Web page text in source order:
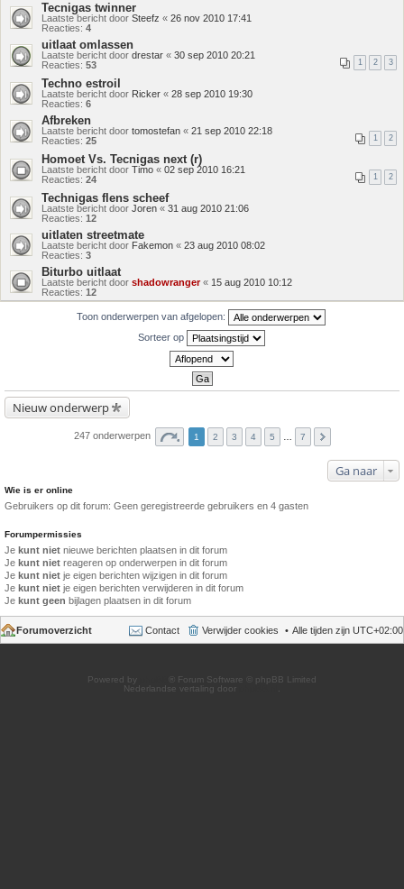
Tecnigas twinner
Laatste bericht door Steefz « 26 nov 2010 17:41
Reacties: 4
uitlaat omlassen
Laatste bericht door drestar « 30 sep 2010 20:21
Reacties: 53 1 2 3
Techno estroil
Laatste bericht door Ricker « 28 sep 2010 19:30
Reacties: 6
Afbreken
Laatste bericht door tomostefan « 21 sep 2010 22:18
Reacties: 25 1 2
Homoet Vs. Tecnigas next (r)
Laatste bericht door Timo « 02 sep 2010 16:21
Reacties: 24 1 2
Technigas flens scheef
Laatste bericht door Joren « 31 aug 2010 21:06
Reacties: 12
uitlaten streetmate
Laatste bericht door Fakemon « 23 aug 2010 08:02
Reacties: 3
Biturbo uitlaat
Laatste bericht door shadowranger« 15 aug 2010 10:12
Reacties: 12
Toon onderwerpen van afgelopen:
Sorteer op
Nieuw onderwerp
247 onderwerpen 1 2 3 4 5 7
Ga naar
Wie is er online
Gebruikers op dit forum: Geen geregistreerde gebruikers en 4 gasten
Forumpermissies
Je kunt niet nieuwe berichten plaatsen in dit forum
Je kunt niet reageren op onderwerpen in dit forum
Je kunt niet je eigen berichten wijzigen in dit forum
Je kunt niet je eigen berichten verwijderen in dit forum
Je kunt geen bijlagen plaatsen in dit forum
Forumoverzicht Alle tijden zijn UTC+02:00
Verwijder cookies
Contact
Powered by
® Forum Software © phpBB Limited
Nederlandse vertaling door